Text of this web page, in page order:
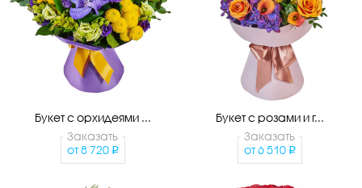
Букет с орхидеями ...
Заказать
от 8 720
Букет с розами и г...
Заказать
от 6 510